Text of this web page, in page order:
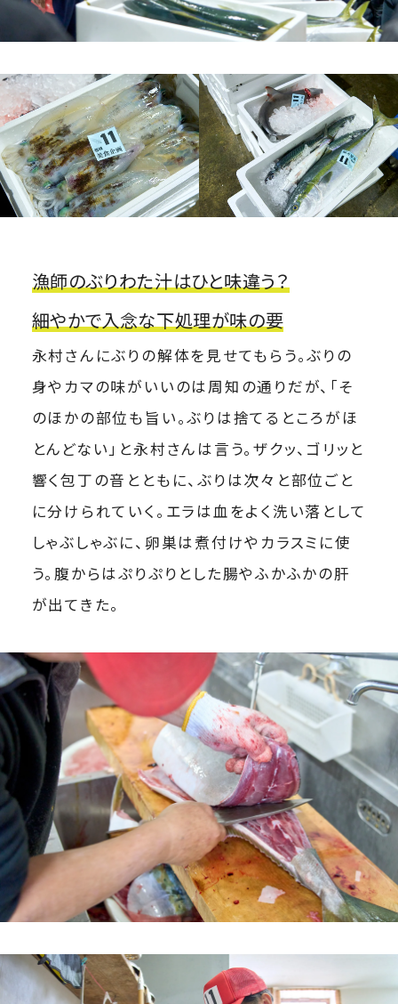
漁師のぶりわた汁はひと味違う？
細やかで入念な下処理が味の要
永村さんにぶりの解体を見せてもらう。ぶりの
身やカマの味がいいのは周知の通りだが、「そ
のほかの部位も旨い。ぶりは捨てるところがほ
とんどない」と永村さんは言う。ザクッ、ゴリッと
響く包丁の音とともに、ぶりは次々と部位ごと
に分けられていく。エラは血をよく洗い落として
しゃぶしゃぶに、卵巣は煮付けやカラスミに使
う。腹からはぷりぷりとした腸やふかふかの肝
が出てきた。